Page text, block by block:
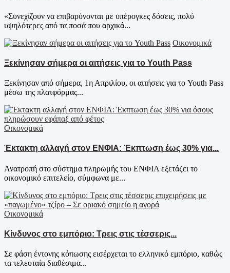
«Συνεχίζουν να επιβαρύνονται με υπέρογκες δόσεις, πολύ
υψηλότερες από τα ποσά που αρχικά...
Οικονομικά
Ξεκίνησαν σήμερα οι αιτήσεις για το Youth Pass
Ξεκίνησαν από σήμερα, 1η Απριλίου, οι αιτήσεις για το Youth Pass
μέσω της πλατφόρμας...
Οικονομικά
Έκτακτη αλλαγή στον ΕΝΦΙΑ: Έκπτωση έως 30% για...
Ανατροπή στο σύστημα πληρωμής του ΕΝΦΙΑ εξετάζει το
οικονομικό επιτελείο, σύμφωνα με...
Οικονομικά
Κίνδυνος στο εμπόριο: Τρεις στις τέσσερις...
Σε φάση έντονης κόπωσης εισέρχεται το ελληνικό εμπόριο, καθώς
τα τελευταία διαθέσιμα...